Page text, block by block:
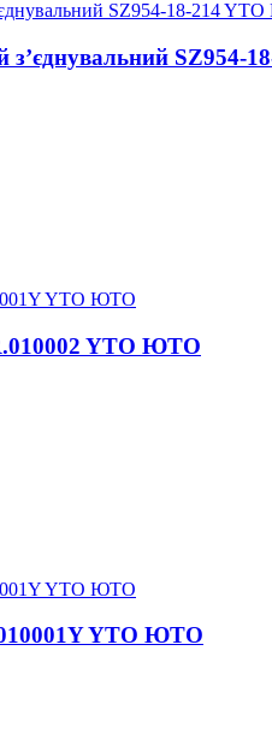
з’єднувальний
YTO ЮТО
YTO ЮТО